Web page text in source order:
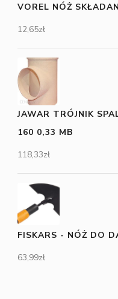
VOREL NÓŻ
12,65zł
JAWAR TRÓJNIK
160 0,33 MB
118,33zł
FISKARS - NÓŻ DO
63,99zł